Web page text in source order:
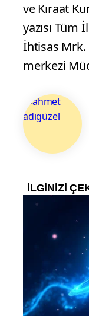
ve Kıraat
yazısı
İhtisas
merkezi